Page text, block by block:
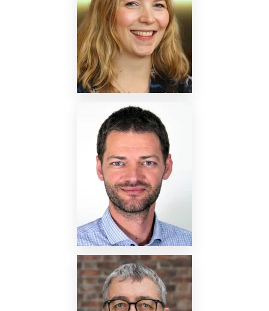
Nettside
Nettside